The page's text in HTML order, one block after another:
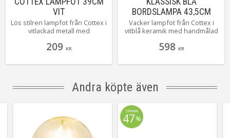
VIT
Lös stilren lampfot från Cottex i
vitlackad metall med
cm hög. En strålande basfot
hemmets alla rum. Kombinera
skärmar som finns att välja på.
209 KR
BORDSLAMPA 43,5CM
BLÅ/VIT
Vacker lampfot från Cottex i
vitblå keramik med handmålad
tydligt inspirerats av antikt
dekorativa sötnöten levereras
mindre modell med en höjd på
598 KR
Andra köpte även
SPARA
47%